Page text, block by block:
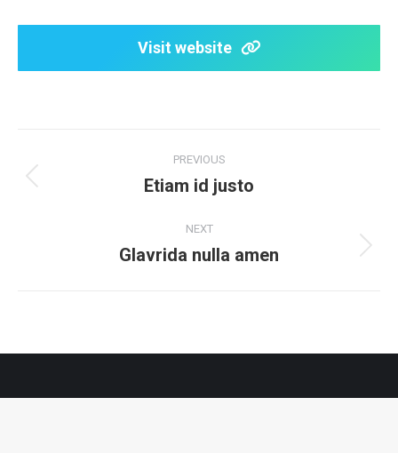
Visit website
navigation
PREVIOUS
Previous
Etiam id justo
NEXT
Next
Glavrida nulla amen